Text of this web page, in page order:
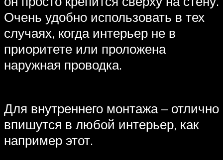
Очень удобно использовать в тех
случаях, когда интерьер не в
приоритете или проложена
наружная проводка.
Для внутреннего монтажа – отлично
впишутся в любой интерьер, как
например этот.